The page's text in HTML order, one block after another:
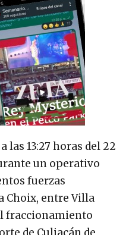
las 13:27 horas del 22
un operativo
fuerzas
Choix, entre Villa
fraccionamiento